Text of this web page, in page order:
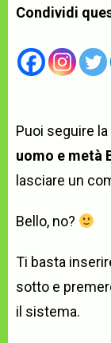
Condividi
Puoi seguire
uomo e metà
lasciare un
Bello, no?
Ti basta
sotto e
il sistema.